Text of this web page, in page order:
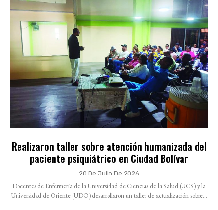
Realizaron taller sobre atención humanizada del
paciente psiquiátrico en Ciudad Bolívar
20 De Julio De 2026
Docentes de Enfermería de la Universidad de Ciencias de la Salud (UCS) y la
Universidad de Oriente (UDO) desarrollaron un taller de actualización sobre...